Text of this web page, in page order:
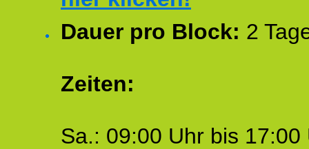
Dauer pro Block: 2
Zeiten:
Sa.: 09:00 Uhr bis 17:00